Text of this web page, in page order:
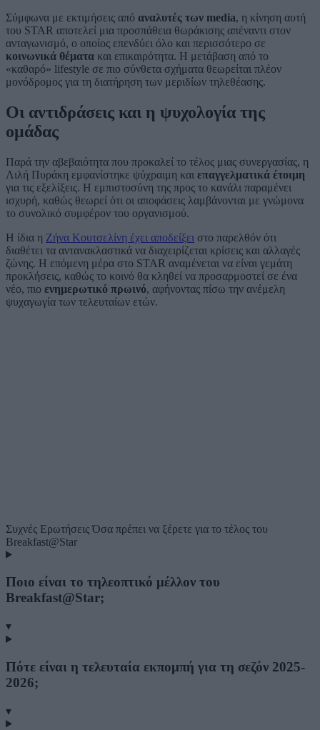
Σύμφωνα με εκτιμήσεις από αναλυτές των media, η κίνηση αυτή
του STAR αποτελεί μια προσπάθεια θωράκισης απέναντι στον
ανταγωνισμό, ο οποίος επενδύει όλο και περισσότερο σε
κοινωνικά θέματα και επικαιρότητα. Η μετάβαση από το
«καθαρό» lifestyle σε πιο σύνθετα σχήματα θεωρείται πλέον
μονόδρομος για τη διατήρηση των μεριδίων τηλεθέασης.
Οι αντιδράσεις και η ψυχολογία της
ομάδας
Παρά την αβεβαιότητα που προκαλεί το τέλος μιας συνεργασίας, η
Λιλή Πυράκη εμφανίστηκε ψύχραιμη και επαγγελματικά έτοιμη
για τις εξελίξεις. Η εμπιστοσύνη της προς το κανάλι παραμένει
ισχυρή, καθώς θεωρεί ότι οι αποφάσεις λαμβάνονται με γνώμονα
το συνολικό συμφέρον του οργανισμού.
Η ίδια η Ζήνα Κουτσελίνη έχει αποδείξει στο παρελθόν ότι
διαθέτει τα αντανακλαστικά να διαχειρίζεται κρίσεις και αλλαγές
ζώνης. Η επόμενη μέρα στο STAR αναμένεται να είναι γεμάτη
προκλήσεις, καθώς το κοινό θα κληθεί να προσαρμοστεί σε ένα
νέο, πιο ενημερωτικό πρωινό, αφήνοντας πίσω την ανέμελη
ψυχαγωγία των τελευταίων ετών.
Συχνές ΕρωτήσειςΌσα πρέπει να ξέρετε για το τέλος του
Breakfast@Star
Ποιο είναι το τηλεοπτικό μέλλον του
Breakfast@Star;
▾
Πότε είναι η τελευταία εκπομπή για τη σεζόν 2025-
2026;
▾